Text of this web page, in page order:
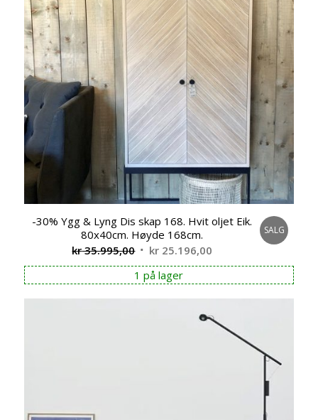
-30% Ygg & Lyng Dis skap 168. Hvit oljet Eik.
80x40cm. Høyde 168cm.
kr35.995,00 Opprinnelig
pris
var:
kr 35.995,00.
kr 25.196,00
pris
er:
kr 25.196,00.
SALG
1 på lager